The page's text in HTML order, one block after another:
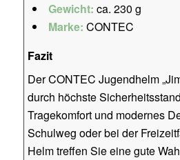
Gewicht: ca. 230 g
Marke: CONTEC
Fazit
Der CONTEC Jugendhelm
durch höchste
Tragekomfort und modernes
Schulweg oder bei der
Helm treffen Sie eine gute